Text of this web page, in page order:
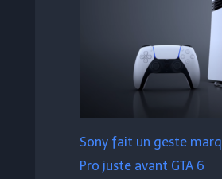
Sony fait un geste
Pro juste avant GTA 6